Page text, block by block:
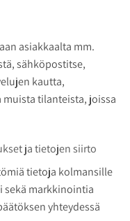
asiakkaalta mm.
sähköpostitse,
kautta,
tilanteista, joissa
ja tietojen siirto
tietoja kolmansille
sekä markkinointia
yhteydessä